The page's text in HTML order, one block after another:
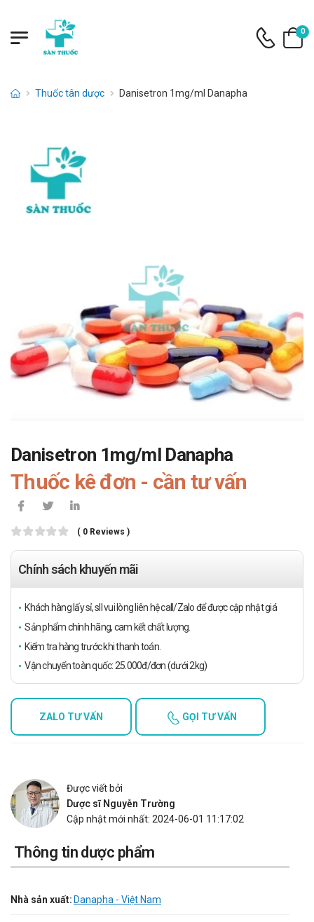
0
Thuốc tân dược Danisetron 1mg/ml Danapha
Danisetron 1mg/ml Danapha
Thuốc kê đơn - cần tư vấn
( 0 Reviews )
Chính sách khuyến mãi
Khách hàng lấy sỉ, sll vui lòng liên hệ call/Zalo để được cập nhật giá
Sản phẩm chính hãng, cam kết chất lượng.
Kiểm tra hàng trước khi thanh toán.
Vận chuyển toàn quốc: 25.000đ/đơn (dưới 2kg)
ZALO TƯ VẤN GỌI TƯ VẤN
Được viết bởi
Dược sĩ Nguyễn Trường
Cập nhật mới nhất: 2024-06-01 11:17:02
Thông tin dược phẩm
Nhà sản xuất: Danapha - Việt Nam